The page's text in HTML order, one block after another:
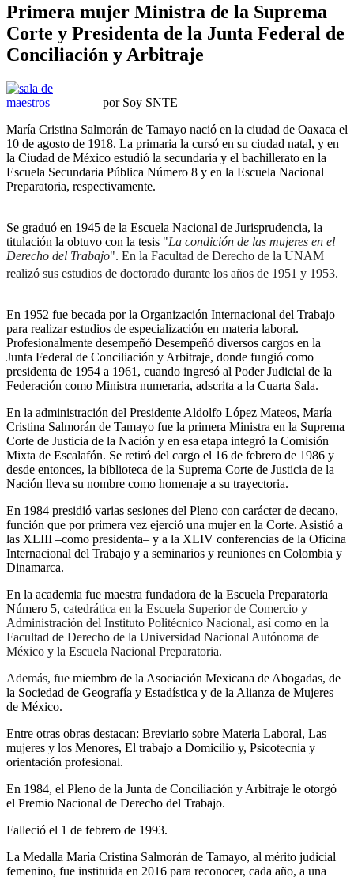
Primera mujer Ministra de la Suprema
Corte y Presidenta de la Junta Federal de
Conciliación y Arbitraje
por Soy SNTE
María Cristina Salmorán de Tamayo nació en la ciudad de Oaxaca el
10 de agosto de 1918. La primaria la cursó en su ciudad natal, y en
la Ciudad de México estudió la secundaria y el bachillerato en la
Escuela Secundaria Pública Número 8 y en la Escuela Nacional
Preparatoria, respectivamente.
Se graduó en 1945 de la Escuela Nacional de Jurisprudencia, la
titulación la obtuvo con la tesis "La condición de las mujeres en el
Derecho del Trabajo". En la Facultad de Derecho de la UNAM
realizó sus estudios de doctorado durante los años de 1951 y 1953.
En 1952 fue becada por la Organización Internacional del Trabajo
para realizar estudios de especialización en materia laboral.
Profesionalmente desempeñó Desempeñó diversos cargos en la
Junta Federal de Conciliación y Arbitraje, donde fungió como
presidenta de 1954 a 1961, cuando ingresó al Poder Judicial de la
Federación como Ministra numeraria, adscrita a la Cuarta Sala.
En la administración del Presidente Aldolfo López Mateos, María
Cristina Salmorán de Tamayo fue la primera Ministra en la Suprema
Corte de Justicia de la Nación y en esa etapa integró la Comisión
Mixta de Escalafón. Se retiró del cargo el 16 de febrero de 1986 y
desde entonces, la biblioteca de la Suprema Corte de Justicia de la
Nación lleva su nombre como homenaje a su trayectoria.
En 1984 presidió varias sesiones del Pleno con carácter de decano,
función que por primera vez ejerció una mujer en la Corte. Asistió a
las XLIII –como presidenta– y a la XLIV conferencias de la Oficina
Internacional del Trabajo y a seminarios y reuniones en Colombia y
Dinamarca.
En la academia fue maestra fundadora de la Escuela Preparatoria
Número 5, catedrática en la Escuela Superior de Comercio y
Administración del Instituto Politécnico Nacional, así como en la
Facultad de Derecho de la Universidad Nacional Autónoma de
México y la Escuela Nacional Preparatoria.
Además, fue miembro de la Asociación Mexicana de Abogadas, de
la Sociedad de Geografía y Estadística y de la Alianza de Mujeres
de México.
Entre otras obras destacan: Breviario sobre Materia Laboral, Las
mujeres y los Menores, El trabajo a Domicilio y, Psicotecnia y
orientación profesional.
En 1984, el Pleno de la Junta de Conciliación y Arbitraje le otorgó
el Premio Nacional de Derecho del Trabajo.
Falleció el 1 de febrero de 1993.
La Medalla María Cristina Salmorán de Tamayo, al mérito judicial
femenino, fue instituida en 2016 para reconocer, cada año, a una